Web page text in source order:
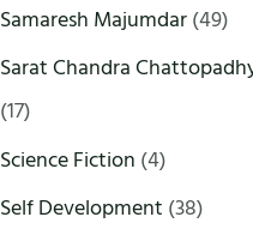
Samaresh Majumdar(49)
Sarat Chandra
(17)
Science Fiction (4)
Self Development (38)